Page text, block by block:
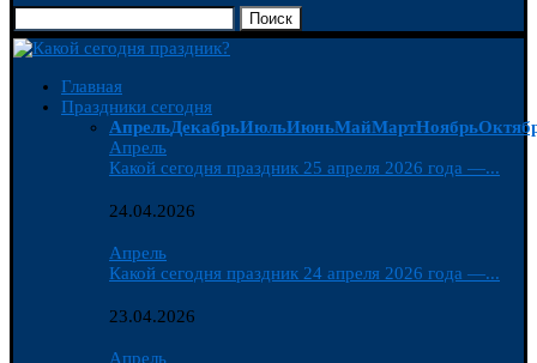
Поиск
Главная
Праздники сегодня
АпрельДекабрьИюльИюньМайМартНоябрь
Апрель
Какой сегодня праздник 25 апреля 2026 года —...
24.04.2026
Апрель
Какой сегодня праздник 24 апреля 2026 года —...
23.04.2026
Апрель